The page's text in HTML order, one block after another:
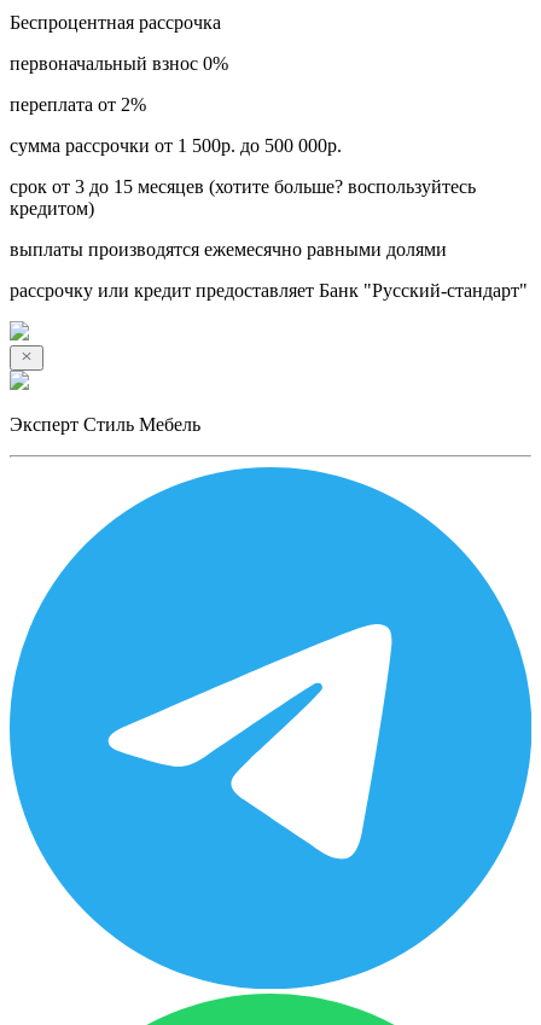
Беспроцентная рассрочка
первоначальный взнос 0%
переплата от 2%
сумма рассрочки от 1 500р. до 500 000р.
срок от 3 до 15 месяцев (хотите больше? воспользуйтесь
кредитом)
выплаты производятся ежемесячно равными долями
рассрочку или кредит предоставляет Банк "Русский-стандарт"
Эксперт Стиль Мебель